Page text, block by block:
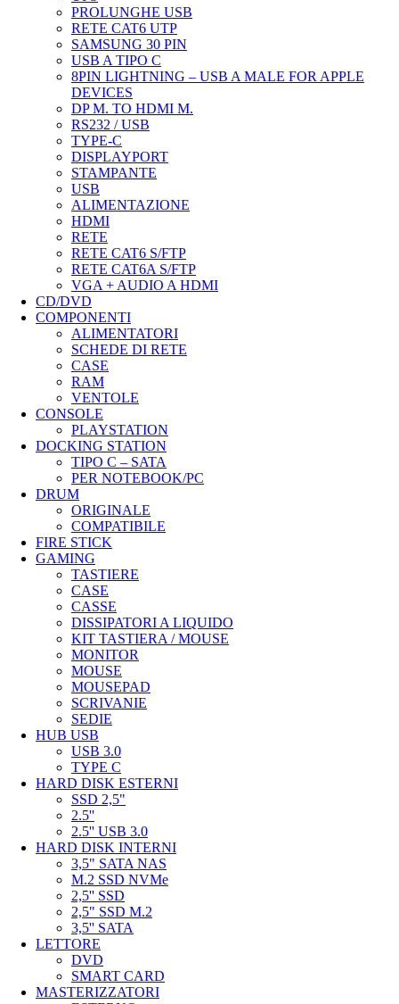
PROLUNGHE USB
RETE CAT6 UTP
SAMSUNG 30 PIN
USB A TIPO C
8PIN LIGHTNING – USB A MALE FOR APPLE
DEVICES
DP M. TO HDMI M.
RS232 / USB
TYPE-C
DISPLAYPORT
STAMPANTE
USB
ALIMENTAZIONE
HDMI
RETE
RETE CAT6 S/FTP
RETE CAT6A S/FTP
VGA + AUDIO A HDMI
CD/DVD
COMPONENTI
ALIMENTATORI
SCHEDE DI RETE
CASE
RAM
VENTOLE
CONSOLE
PLAYSTATION
DOCKING STATION
TIPO C – SATA
PER NOTEBOOK/PC
DRUM
ORIGINALE
COMPATIBILE
FIRE STICK
GAMING
TASTIERE
CASE
CASSE
DISSIPATORI A LIQUIDO
KIT TASTIERA / MOUSE
MONITOR
MOUSE
MOUSEPAD
SCRIVANIE
SEDIE
HUB USB
USB 3.0
TYPE C
HARD DISK ESTERNI
SSD 2,5"
2.5''
2.5'' USB 3.0
HARD DISK INTERNI
3,5" SATA NAS
M.2 SSD NVMe
2,5'' SSD
2,5" SSD M.2
3,5'' SATA
LETTORE
DVD
SMART CARD
MASTERIZZATORI